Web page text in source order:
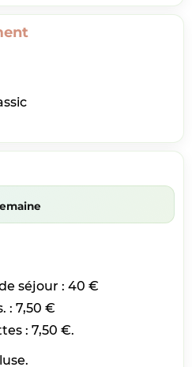
séjour : 40 €
: 7,50 €
: 7,50 €.